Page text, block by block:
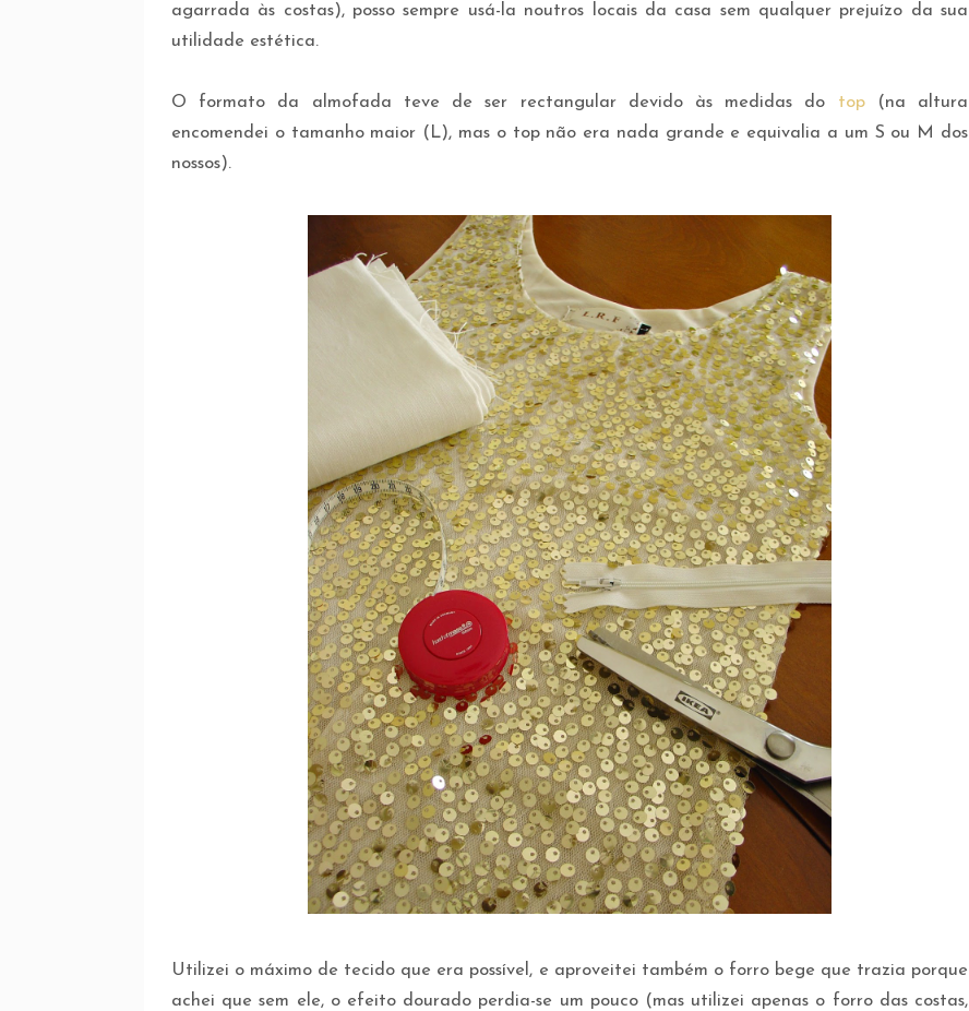
agarrada às costas), posso sempre usá-la noutros locais da casa sem qualquer prejuízo da sua
utilidade estética.
O formato da almofada teve de ser rectangular devido às medidas do top(na altura
encomendei o tamanho maior (L), mas o top não era nada grande e equivalia a um S ou M dos
nossos).
Utilizei o máximo de tecido que era possível, e aproveitei também o forro bege que trazia porque
achei que sem ele, o efeito dourado perdia-se um pouco (mas utilizei apenas o forro das costas,